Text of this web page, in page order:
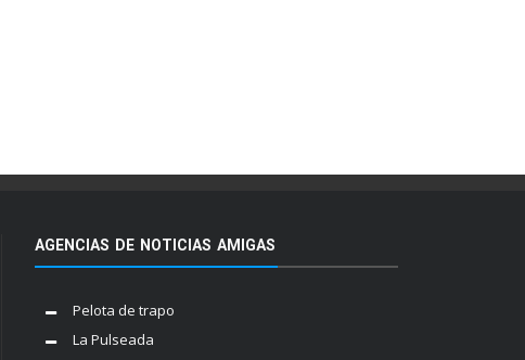
AGENCIAS DE NOTICIAS AMIGAS
Pelota de trapo
La Pulseada